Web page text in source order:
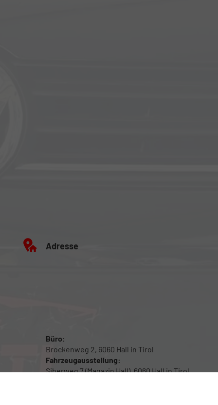
Adresse
Büro:
Brockenweg 2, 6060 Hall in Tirol
Fahrzeugausstellung:
Siberweg 7 (Magazin Hall), 6060 Hall in Tirol